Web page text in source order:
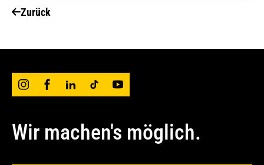
Zurück
Wir machen's möglich.